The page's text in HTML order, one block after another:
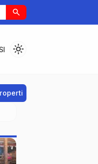
search
light_mode